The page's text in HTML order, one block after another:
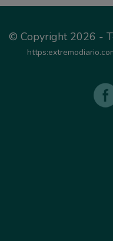
© Copyright 2026 -